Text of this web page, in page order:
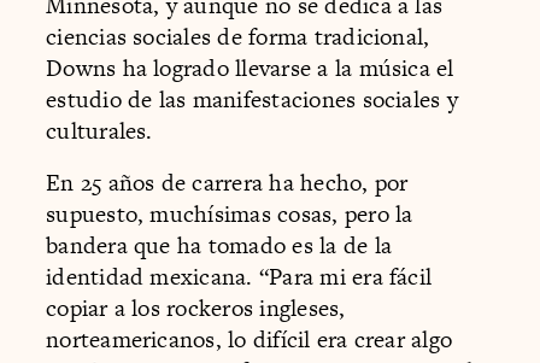
ciencias sociales de forma tradicional,
Downs ha logrado llevarse a la música el
estudio de las manifestaciones sociales y
culturales.
En 25 años de carrera ha hecho, por
supuesto, muchísimas cosas, pero la
bandera que ha tomado es la de la
identidad mexicana. “Para mi era fácil
copiar a los rockeros ingleses,
norteamericanos, lo difícil era crear algo